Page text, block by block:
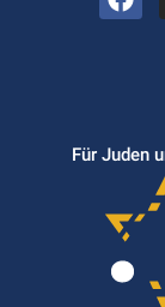
Für Juden